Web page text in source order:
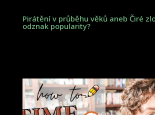
Pirátění v průběhu věků aneb Čiré
odznak popularity?